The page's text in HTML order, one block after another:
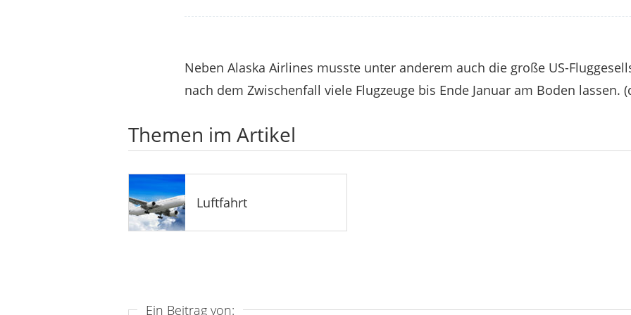
Neben Alaska Airlines musste unter anderem auch die große US-
nach dem Zwischenfall viele Flugzeuge bis Ende Januar am Boden lassen.
Themen im Artikel
Luftfahrt
Ein Beitrag von: